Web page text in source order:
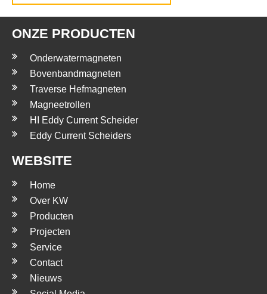
ONZE PRODUCTEN
Onderwatermagneten
Bovenbandmagneten
Traverse Hefmagneten
Magneetrollen
HI Eddy Current Scheider
Eddy Current Scheiders
WEBSITE
Home
Over KW
Producten
Projecten
Service
Contact
Nieuws